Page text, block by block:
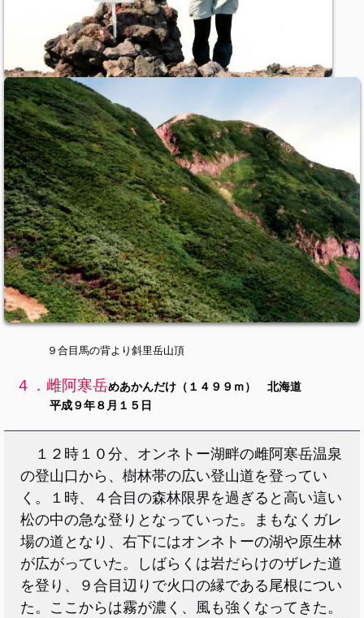
９合目馬の背より斜里岳山頂
４．雌阿寒岳めあかんだけ（１４９９ｍ） 北海道
平成９年８月１５日
１２時１０分、オンネトー湖畔の雌阿寒岳温泉
の登山口から、樹林帯の広い登山道を登ってい
く。１時、４合目の森林限界を過ぎると高い這い
松の中の急な登りとなっていった。まもなくガレ
場の道となり、右下にはオンネトーの湖や原生林
が広がっていた。しばらくは岩だらけのザレた道
を登り、９合目辺りで火口の縁である尾根につい
た。ここからは霧が濃く、風も強くなってきた。